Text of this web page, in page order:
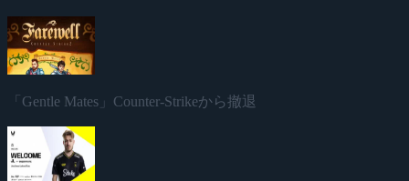
「Gentle Mates」Counter-Strikeから撤退